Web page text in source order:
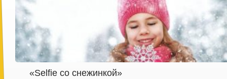
«Selfie со снежинкой»